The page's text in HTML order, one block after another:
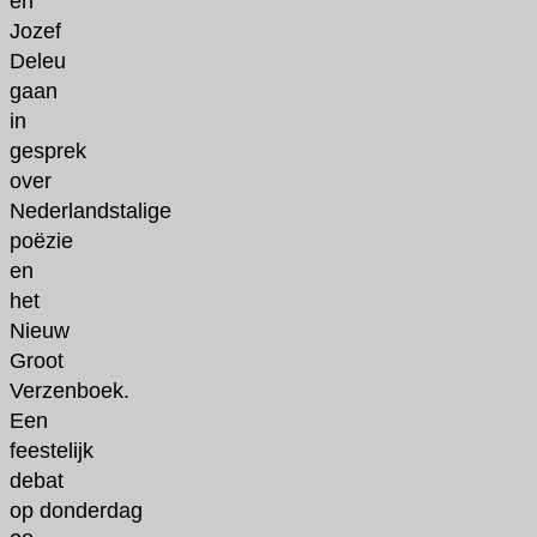
Jozef
Deleu
gaan
in
gesprek
over
Nederlandstalige
poëzie
en
het
Nieuw
Groot
Verzenboek.
Een
feestelijk
debat
op donderdag